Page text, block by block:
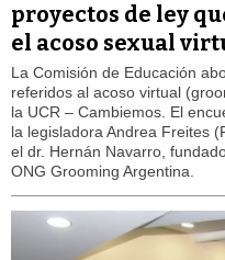
proyectos de ley
el acoso sexual
La Comisión de Educación
referidos al acoso virtual
la UCR – Cambiemos. El
la legisladora Andrea Freites
el dr. Hernán Navarro,
ONG Grooming Argentina.